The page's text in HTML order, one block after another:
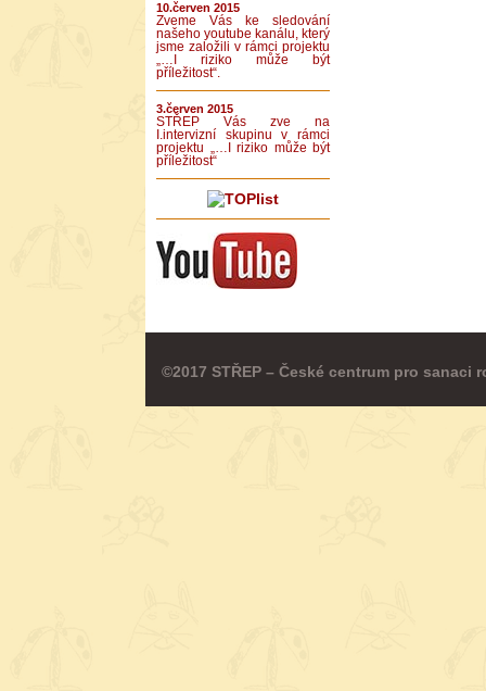
10.červen 2015
Zveme Vás ke sledování
našeho youtube kanálu, který
jsme založili v rámci projektu
„…I riziko může být
příležitost“.
3.červen 2015
STŘEP Vás zve na
I.intervizní skupinu v rámci
projektu „…I riziko může být
příležitost“
©2017 STŘEP – České centrum pro sanaci